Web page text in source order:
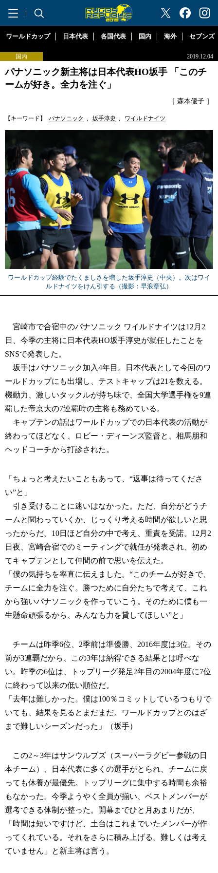
"ラグビーリパブリック"
ワールドカップ 日本代表 各国代表 国内 海外 セブンズ
国内 2019.12.04
パナソニック新主将は日本代表HO坂手 「このチ
ームが好き。全力を注ぐ」
［ 森本優子 ］
【キーワード】 パナソニック , 坂手淳史 , ワイルドナイツ
ワールドカップ経験でたくましさを増した坂手淳史（中央）。次はワイ
ルドナイツをけん引する（撮影：早浪章弘）
宮崎市で合宿中のパナソニック ワイルドナイツは12月2
日、今季の主将に日本代表HO坂手淳史が就任したことを
SNSで発表した。
坂手はパナソニック加入4年目。日本代表として今回のワ
ールドカップにも出場し、テストキャップは21を数える。
機動力、激しいタックルが持ち味で、全国大学選手権を9連
覇した帝京大の7連覇時の主将も務めている。
キャプテンの話はワールドカップでの日本代表の活動が
終わってほどなく、ロビー・ディーンズ監督と、相馬朋和
ヘッドコーチから打診された。
「ちょっと考えたいこともあって、“返事は待ってくださ
い”と」
引き受けることに迷いはなかった。ただ、自分がどうチ
ームと関わっていくか、じっくり考える時間が欲しいと思
ったからだ。10日ほど自分の中で考え、重責を受諾。12月2
日夜、宮崎合宿でのミーティングで就任が発表され、初め
てキャプテンとして仲間の前で思いを伝えた。
「僕の気持ちを率直に伝えました。“このチームが好きで、
チームに全力を注ぐ。勝つために自分たちで考えて、これ
から強いパナソニックを作っていこう。そのために僕も一
生懸命頑張るから、みんなも力を貸してほしい”と」
チームは昨季6位、2季前は準優勝、2016年度は3位。その
前が3連覇だから、この3年は納得できる結果とは呼べな
い。昨季の6位は、トップリーグ発足2年目の2004年度に7位
に終わって以来の低い順位だ。
「去年は難しかった。僕は100％コミットしているつもりで
いても、結果を見るとまだまだ。ワールドカップとのはざ
まで難しいシーズンだった」（坂手）
この2～3年はサンウルブズ（スーパーラグビー参戦の日
本チーム）、日本代表に多くの選手がとられ、チームに戻
っても休養が最優先。トップリーグに集中する時間も余裕
もなかった。今季ようやく全員が揃い、ベストメンバーが
選考できる体制が整った。開幕までひと月あまりだが、
「時間は短いですけど、土台はこれまでいたメンバーが作
ってくれている。それをさらに積み上げる。難しくは考え
ていません」と新主将は言う。